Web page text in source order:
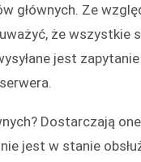
głównych. Ze
że wszystkie
jest
Dostarczają
jest w stanie